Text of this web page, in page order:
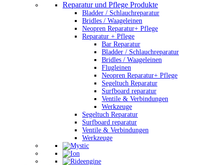
Reparatur und Pflege Produkte
Bladder / Schlauchreparatur
Bridles / Waageleinen
Neopren Reparatur+ Pflege
Reparatur + Pflege
Bar Reparatur
Bladder / Schlauchreparatur
Bridles / Waageleinen
Flugleinen
Neopren Reparatur+ Pflege
Segeltuch Reparatur
Surfboard reparatur
Ventile & Verbindungen
Werkzeuge
Segeltuch Reparatur
Surfboard reparatur
Ventile & Verbindungen
Werkzeuge